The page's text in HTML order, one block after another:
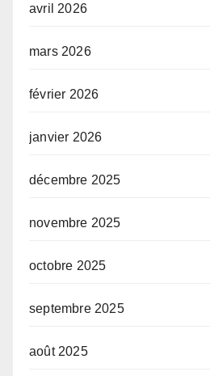
avril 2026
mars 2026
février 2026
janvier 2026
décembre 2025
novembre 2025
octobre 2025
septembre 2025
août 2025